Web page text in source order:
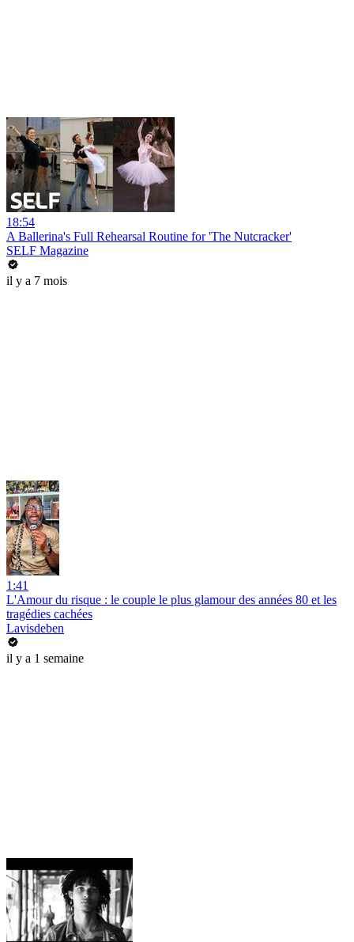
18:54
A Ballerina's Full Rehearsal Routine for 'The Nutcracker'
SELF Magazine
il y a 7 mois
1:41
L'Amour du risque : le couple le plus glamour des années 80 et les
tragédies cachées
Lavisdeben
il y a 1 semaine